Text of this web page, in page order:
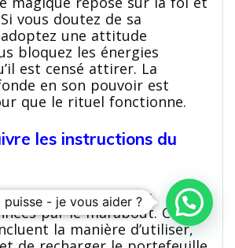
vous doutez de sa
une attitude
bloquez les énergies
est censé attirer. La
en son pouvoir est
que le rituel fonctionne.
les instructions du
suivre à la lettre les
par le marabout. Ces
la manière d’utiliser,
puisse - je vous aider ?